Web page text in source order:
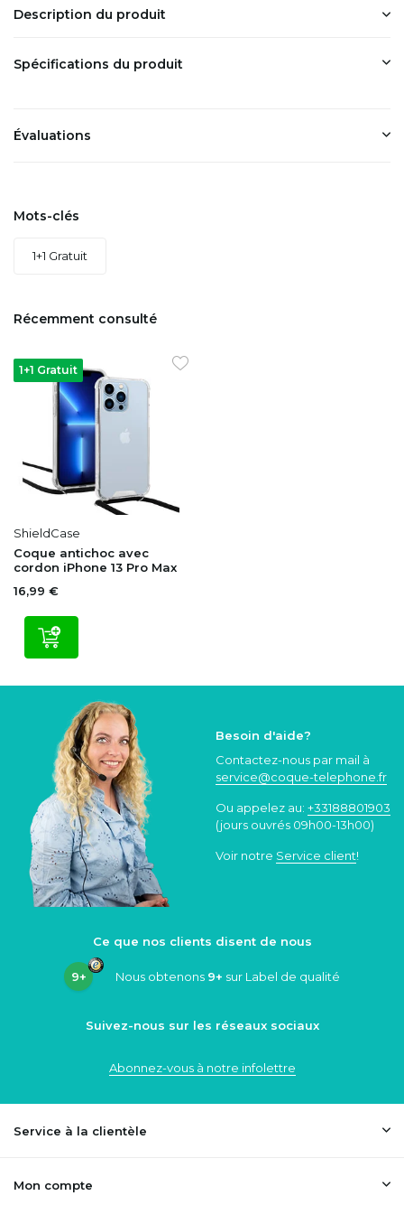
Description du produit
Spécifications du produit
Évaluations
Mots-clés
1+1 Gratuit
Récemment consulté
1+1 Gratuit
ShieldCase
Coque antichoc avec
cordon iPhone 13 Pro Max
16,99 €
Besoin d'aide?
Contactez-nous par mail à
service@coque-telephone.fr
Ou appelez au: +33188801903
(jours ouvrés 09h00-13h00)
Voir notre Service client!
Ce que nos clients disent de nous
9+ Nous obtenons 9+ sur Label de qualité
Suivez-nous sur les réseaux sociaux
Abonnez-vous à notre infolettre
Service à la clientèle
Mon compte